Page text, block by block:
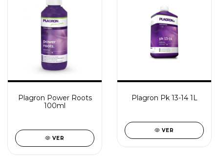
Plagron Power Roots
100ml
VER
Plagron Pk 13-14 1L
VER